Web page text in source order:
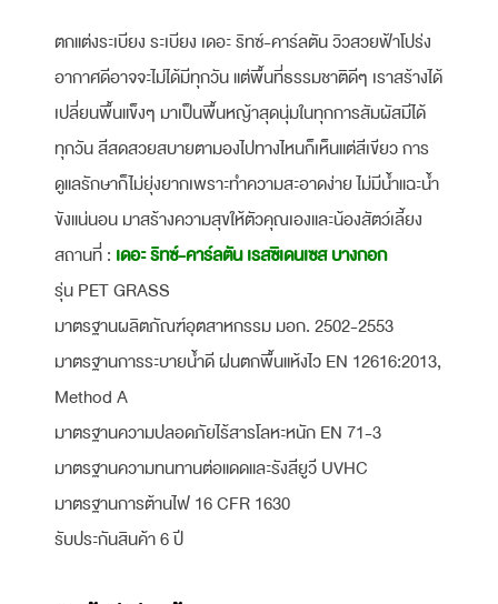
ตกแต่งระเบียง ระเบียง เดอะ ริทซ์-คาร์ลตัน วิวสวยฟ้าโปร่ง
อากาศดีอาจจะไม่ได้มีทุกวัน แต่พื้นที่ธรรมชาติดีๆ เราสร้างได้
เปลี่ยนพื้นแข็งๆ มาเป็นพื้นหญ้าสุดนุ่มในทุกการสัมผัสมีได้
ทุกวัน สีสดสวยสบายตามองไปทางไหนก็เห็นแต่สีเขียว การ
ดูแลรักษาก็ไม่ยุ่งยากเพราะทำความสะอาดง่าย ไม่มีน้ำแฉะน้ำ
ขังแน่นอน มาสร้างความสุขให้ตัวคุณเองและน้องสัตว์เลี้ยง
สถานที่ : เดอะ ริทซ์-คาร์ลตัน เรสซิเดนเซส บางกอก
รุ่น PET GRASS
มาตรฐานผลิตภัณฑ์อุตสาหกรรม มอก. 2502-2553
มาตรฐานการระบายน้ำดี ฝนตกพื้นแห้งไว EN 12616:2013,
Method A
มาตรฐานความปลอดภัยไร้สารโลหะหนัก EN 71-3
มาตรฐานความทนทานต่อแดดและรังสียูวี UVHC
มาตรฐานการต้านไฟ 16 CFR 1630
รับประกันสินค้า 6 ปี